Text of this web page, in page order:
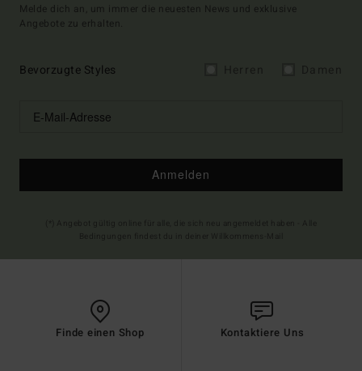
Melde dich an, um immer die neuesten News und exklusive
Angebote zu erhalten.
Bevorzugte Styles
Anmelden
Finde einen Shop Kontaktiere Uns